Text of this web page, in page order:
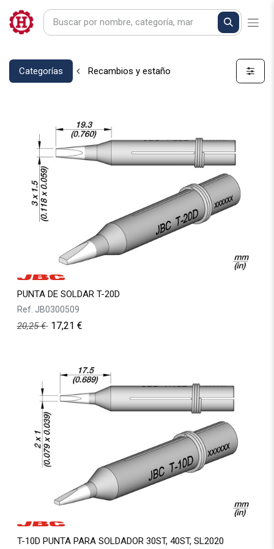
Categorías Recambios y estaño
PUNTA DE SOLDAR T-20D
Ref. JB0300509
20,25€ 17,21 €
T-10D PUNTA PARA SOLDADOR 30ST, 40ST, SL2020